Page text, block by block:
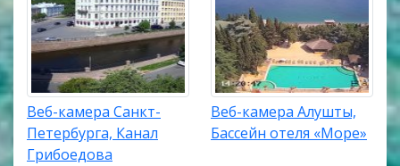
Веб-камера Санкт-
Петербурга, Канал
Грибоедова
Веб-камера Алушты,
Бассейн отеля «Море»